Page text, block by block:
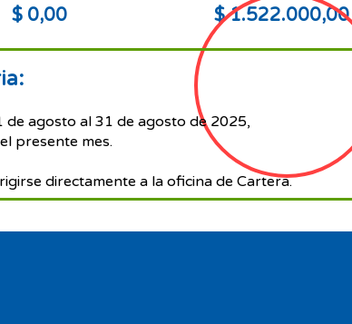
$ 0,00 $ 1.522.000,00
agosto al 31 de agosto de 2025,
presente mes.
directamente a la oficina de Cartera.